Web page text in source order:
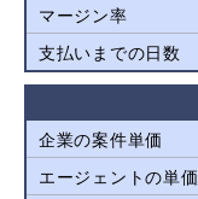
マージン率
支払いまでの日数
企業の案件単価
エージェントの単価